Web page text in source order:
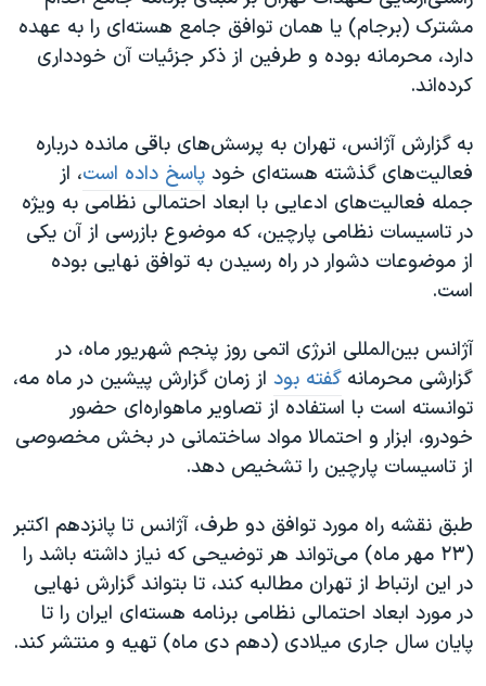
مشترک (برجام) یا همان توافق جامع هسته‌ای را به عهده
دارد، محرمانه بوده و طرفین از ذکر جزئیات آن خودداری
کرده‌اند.
به گزارش آژانس، تهران به پرسش‌های باقی مانده درباره
فعالیت‌های گذشته هسته‌ای خود پاسخ داده است، از
جمله فعالیت‌های ادعایی با ابعاد احتمالی نظامی به ویژه
در تاسیسات نظامی پارچین، که موضوع بازرسی از آن یکی
از موضوعات دشوار در راه رسیدن به توافق نهایی بوده
است.
آژانس بین‌المللی انرژی اتمی روز پنجم شهریور ماه، در
گزارشی محرمانه گفته بود از زمان گزارش پيشين در ماه مه،
توانسته است با استفاده از تصاوير ماهواره‌ای حضور
خودرو، ابزار و احتمالا مواد ساختمانی در بخش مخصوصی
از تاسیسات پارچين را تشخيص دهد.
طبق نقشه راه مورد توافق دو طرف، آژانس تا پانزدهم اکتبر
(۲۳ مهر ماه) می‌تواند هر توضیحی که نیاز داشته باشد را
در این ارتباط از تهران مطالبه کند، تا بتواند گزارش نهایی
در مورد ابعاد احتمالی نظامی برنامه هسته‌ای ایران را تا
پایان سال جاری میلادی (دهم دی ماه) تهیه و منتشر کند.